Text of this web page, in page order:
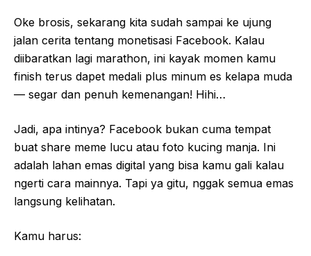
Oke brosis, sekarang kita sudah sampai ke ujung
jalan cerita tentang monetisasi Facebook. Kalau
diibaratkan lagi marathon, ini kayak momen kamu
finish terus dapet medali plus minum es kelapa muda
— segar dan penuh kemenangan! Hihi…
Jadi, apa intinya? Facebook bukan cuma tempat
buat share meme lucu atau foto kucing manja. Ini
adalah lahan emas digital yang bisa kamu gali kalau
ngerti cara mainnya. Tapi ya gitu, nggak semua emas
langsung kelihatan.
Kamu harus: